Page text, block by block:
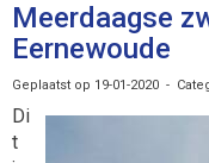
Meerdaagse
Eernewoude
Geplaatst op 19-01-2020 -
Di
t